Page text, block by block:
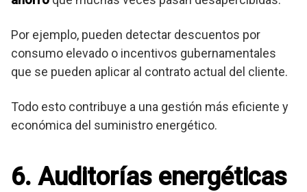
Por ejemplo, pueden detectar descuentos por
consumo elevado o incentivos gubernamentales
que se pueden aplicar al contrato actual del cliente.
Todo esto contribuye a una gestión más eficiente y
económica del suministro energético.
6. Auditorías energéticas